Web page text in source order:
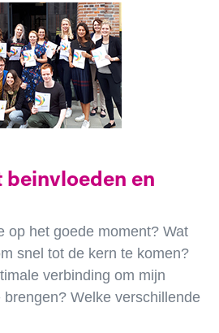
en
op het goede moment? Wat
snel tot de kern te komen?
verbinding om mijn
Welke verschillende